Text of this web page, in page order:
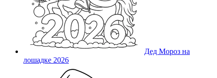
Дед Мороз на
лошадке 2026